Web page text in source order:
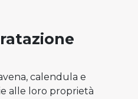
calendula e
alle loro proprietà